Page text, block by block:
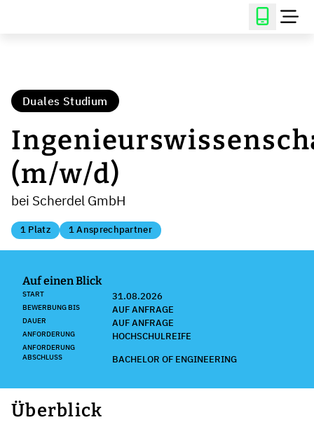
Duales Studium
(m/w/d)
bei Scherdel GmbH
1 Platz 1 Ansprechpartner
Auf einen Blick
START 31.08.2026
BEWERBUNG BIS AUF ANFRAGE
DAUER AUF ANFRAGE
ANFORDERUNG HOCHSCHULREIFE
ANFORDERUNG
ABSCHLUSS
BACHELOR OF ENGINEERING
Überblick